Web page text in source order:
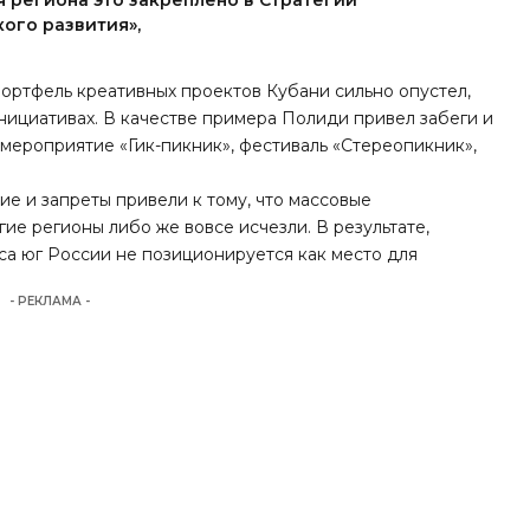
развития»,
креативных проектов Кубани сильно опустел,
В качестве примера Полиди привел забеги и
«Гик-пикник», фестиваль «Стереопикник»,
и запреты привели к тому, что массовые
регионы либо же вовсе исчезли. В результате,
юг России не позиционируется как место для
- РЕКЛАМА -